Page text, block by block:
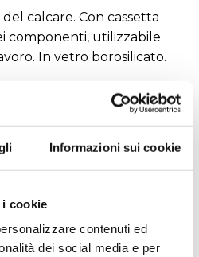
Informazioni sui cookie
cookie
contenuti ed
dei social media e per
calcare. Con cassetta
componenti, utilizzabile
In vetro borosilicato.